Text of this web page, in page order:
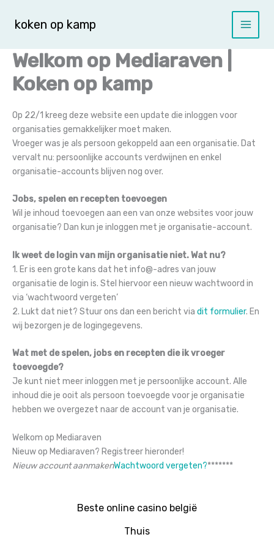
naar
inhoud
koken op kamp
Welkom op Mediaraven |
Koken op kamp
Op 22/1 kreeg deze website een update die inloggen voor
organisaties gemakkelijker moet maken.
Vroeger was je als persoon gekoppeld aan een organisatie. Dat
vervalt nu: persoonlijke accounts verdwijnen en enkel
organisatie-accounts blijven nog over.
Jobs, spelen en recepten toevoegen
Wil je inhoud toevoegen aan een van onze websites voor jouw
organisatie? Dan kun je inloggen met je organisatie-account.
Ik weet de login van mijn organisatie niet. Wat nu?
1. Er is een grote kans dat het info@-adres van jouw
organisatie de login is. Stel hiervoor een nieuw wachtwoord in
via ‘wachtwoord vergeten’
2. Lukt dat niet? Stuur ons dan een bericht via dit formulier. En
wij bezorgen je de logingegevens.
Wat met de spelen, jobs en recepten die ik vroeger
toevoegde?
Je kunt niet meer inloggen met je persoonlijke account. Alle
inhoud die je ooit als persoon toevoegde voor je organisatie
hebben we overgezet naar de account van je organisatie.
Welkom op Mediaraven
Nieuw op Mediaraven? Registreer hieronder!
Nieuw account aanmakenWachtwoord vergeten?*******
Beste online casino belgië
Thuis